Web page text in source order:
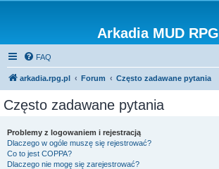
Arkadia MUD RPG
FAQ
arkadia.rpg.pl Forum Często zadawane pytania
Często zadawane pytania
Problemy z logowaniem i rejestracją
Dlaczego w ogóle muszę się rejestrować?
Co to jest COPPA?
Dlaczego nie mogę się zarejestrować?